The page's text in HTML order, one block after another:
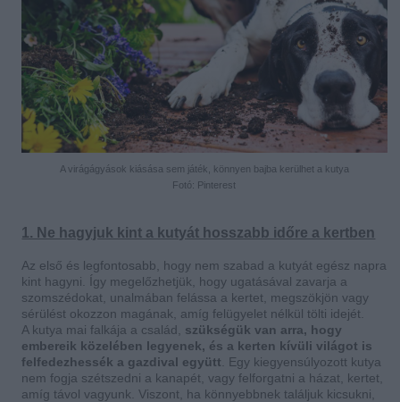
A virágágyások kiásása sem játék, könnyen bajba kerülhet a kutya
Fotó: Pinterest
1. Ne hagyjuk kint a kutyát hosszabb időre a kertben
Az első és legfontosabb, hogy nem szabad a kutyát egész napra
kint hagyni. Így megelőzhetjük, hogy ugatásával zavarja a
szomszédokat, unalmában felássa a kertet, megszökjön vagy
sérülést okozzon magának, amíg felügyelet nélkül tölti idejét.
A kutya mai falkája a család, szükségük van arra, hogy
embereik közelében legyenek, és a kerten kívüli világot is
felfedezhessék a gazdival együtt . Egy kiegyensúlyozott kutya
nem fogja szétszedni a kanapét, vagy felforgatni a házat, kertet,
amíg távol vagyunk. Viszont, ha könnyebbnek találjuk kicsukni,